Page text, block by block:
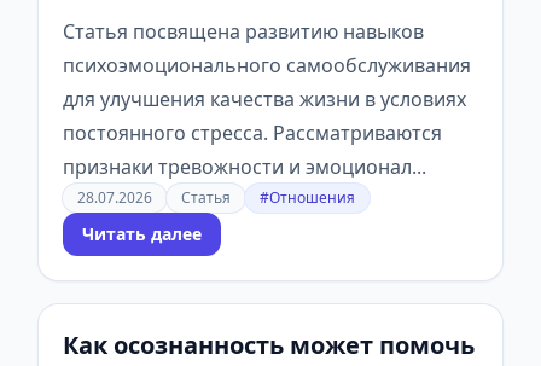
Статья посвящена развитию навыков
психоэмоционального самообслуживания
для улучшения качества жизни в условиях
постоянного стресса. Рассматриваются
признаки тревожности и эмоционал...
28.07.2026 Статья #Отношения
Читать далее
Как осознанность может помочь